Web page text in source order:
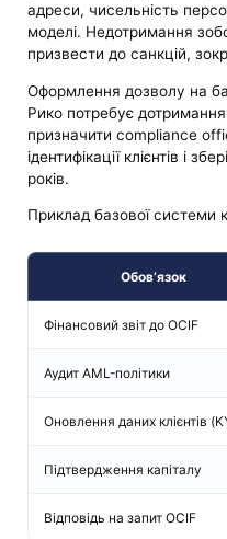
адреси, чисельність
моделі. Недотримання
призвести до санкцій,
Оформлення дозволу на
Рико потребує
призначити compliance
ідентифікації клієнтів і
років.
Приклад базової системи
Обов’язок
Фінансовий звіт до OCIF
Аудит AML-політики
Оновлення даних клієнтів
Підтвердження капіталу
Відповідь на запит OCIF